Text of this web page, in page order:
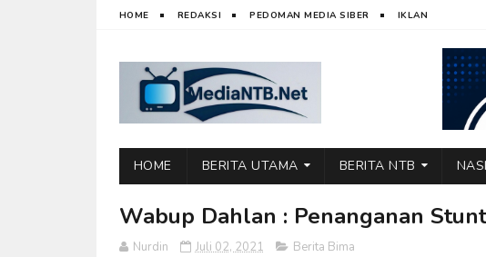
HOME REDAKSI PEDOMAN MEDIA SIBER IKLAN
HOME BERITA UTAMA BERITA NTB
Wabup Dahlan : Penanganan
Nurdin Juli 02, 2021 Berita Bima